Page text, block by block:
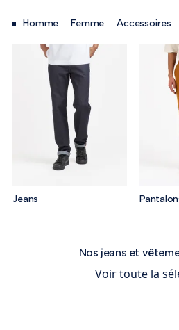
Homme Femme Accessoires
Jeans
Nos jeans et
Voir toute la